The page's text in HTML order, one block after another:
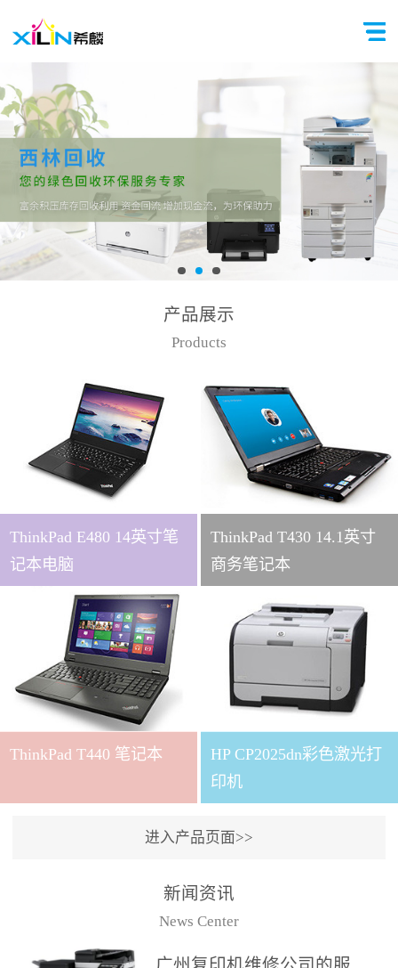
产品展示
Products
ThinkPad E480 14英寸笔
记本电脑
ThinkPad T430 14.1英寸
商务笔记本
ThinkPad T440 笔记本
HP CP2025dn彩色激光打
印机
进入产品页面>>
新闻资讯
News Center